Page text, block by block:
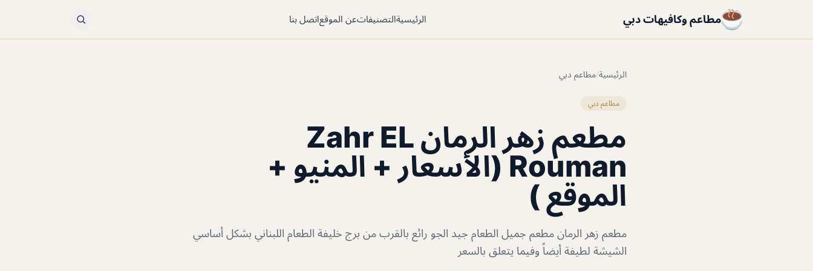
مطاعم وكافيهات دبي الرئيسيةالتصنيفاتعن الموقعاتصل بنا
الرئيسية/مطاعم دبي
مطاعم دبي
مطعم زهر الرمان Zahr EL
Rouman (الأسعار + المنيو +
الموقع )
مطعم زهر الرمان مطعم جميل الطعام جيد الجو رائع بالقرب من برج خليفة الطعام اللبناني بشكل أساسي
الشيشة لطيفة أيضاً وفيما يتعلق بالسعر